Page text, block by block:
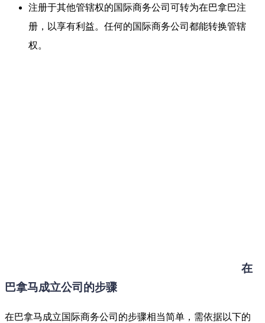
注册于其他管辖权的国际商务公司可转为在巴拿巴注
册，以享有利益。任何的国际商务公司都能转换管辖
权。
在
巴拿马成立公司的步骤
在巴拿马成立国际商务公司的步骤相当简单，需依据以下的